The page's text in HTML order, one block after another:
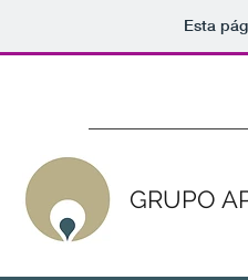
Esta
GRUPO